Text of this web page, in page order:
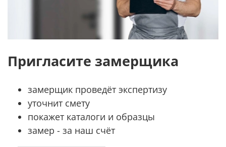
Пригласите замерщика
замерщик проведёт экспертизу
уточнит смету
покажет каталоги и образцы
замер - за наш счёт